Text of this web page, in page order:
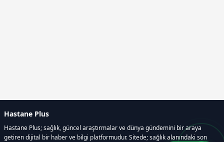
Hastane Plus
Hastane Plus; sağlık, güncel araştırmalar ve dünya gündemini bir araya
getiren dijital bir haber ve bilgi platformudur. Sitede; sağlık alanındaki son